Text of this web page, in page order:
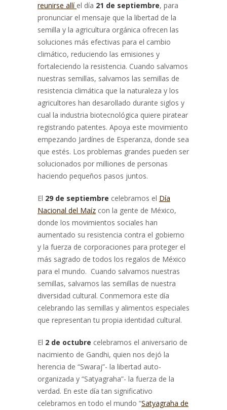
reunirse allí el día 21 de septiembre, para
pronunciar el mensaje que la libertad de la
semilla y la agricultura orgánica ofrecen las
soluciones más efectivas para el cambio
climático, reduciendo las emisiones y
fortaleciendo la resistencia. Cuando salvamos
nuestras semillas, salvamos las semillas de
resistencia climática que la naturaleza y los
agricultores han desarollado durante siglos y
cual la industria biotecnológica quiere piratear
registrando patentes. Apoya este movimiento
empezando Jardínes de Esperanza, donde sea
que estés. Los problemas grandes pueden ser
solucionados por milliones de personas
haciendo pequeños pasos juntos.
El 29 de septiembre celebramos el Día
Nacional del Maíz con la gente de México,
donde los movimientos sociales han
aumentado su resistencia contra el gobierno
y la fuerza de corporaciones para proteger el
más sagrado de todos los regalos de México
para el mundo. Cuando salvamos nuestras
semillas, salvamos las semillas de nuestra
diversidad cultural. Conmemora este día
celebrando las semillas y alimentos especiales
que representan tu propia identidad cultural.
El 2 de octubre celebramos el aniversario de
nacimiento de Gandhi, quien nos dejó la
herencia de “Swaraj”- la libertad auto-
organizada y “Satyagraha”- la fuerza de la
verdad. En este día tan significativo
celebramos en todo el mundo “Satyagraha de